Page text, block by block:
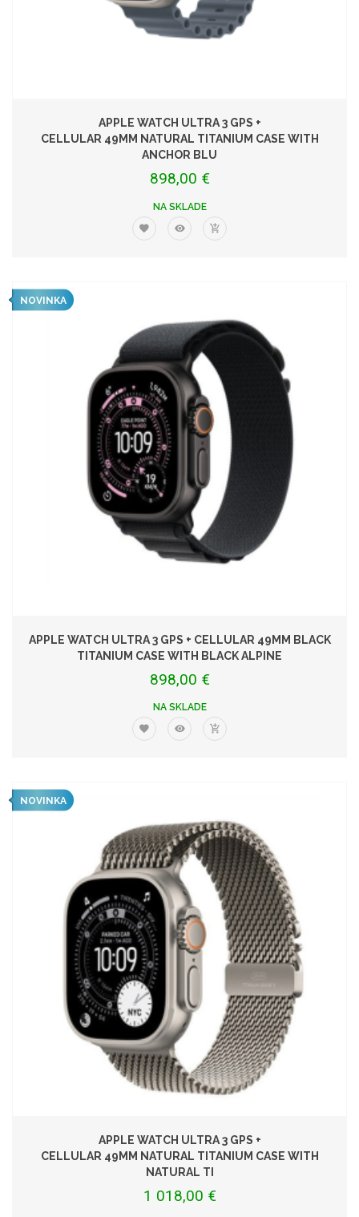
APPLE WATCH ULTRA 3 GPS +
CELLULAR 49MM NATURAL TITANIUM CASE WITH
ANCHOR BLU
898,00 €
NA SKLADE
NOVINKA
APPLE WATCH ULTRA 3 GPS + CELLULAR 49MM BLACK
TITANIUM CASE WITH BLACK ALPINE
898,00 €
NA SKLADE
NOVINKA
APPLE WATCH ULTRA 3 GPS +
CELLULAR 49MM NATURAL TITANIUM CASE WITH
NATURAL TI
1 018,00 €